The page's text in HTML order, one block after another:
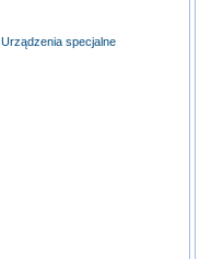
Urządzenia specjalne